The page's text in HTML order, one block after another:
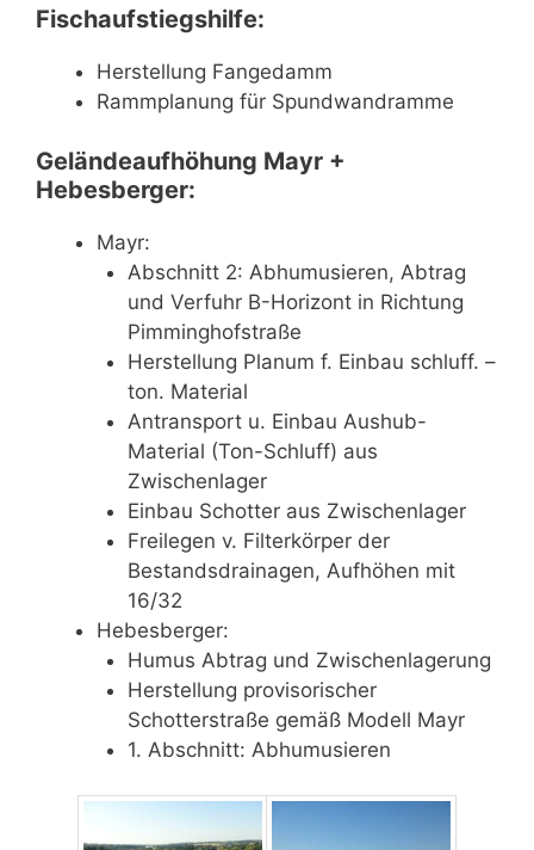
Fischaufstiegshilfe:
Herstellung Fangedamm
Rammplanung für Spundwandramme
Geländeaufhöhung Mayr +
Hebesberger:
Mayr:
Abschnitt 2: Abhumusieren, Abtrag
und Verfuhr B-Horizont in Richtung
Pimminghofstraße
Herstellung Planum f. Einbau schluff. –
ton. Material
Antransport u. Einbau Aushub-
Material (Ton-Schluff) aus
Zwischenlager
Einbau Schotter aus Zwischenlager
Freilegen v. Filterkörper der
Bestandsdrainagen, Aufhöhen mit
16/32
Hebesberger:
Humus Abtrag und Zwischenlagerung
Herstellung provisorischer
Schotterstraße gemäß Modell Mayr
1. Abschnitt: Abhumusieren